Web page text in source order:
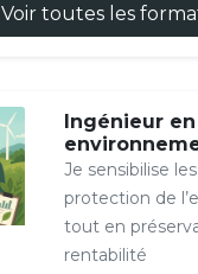
Voir toutes les
Ingénieur en
Je sensibilise
protection de
tout en
rentabilité